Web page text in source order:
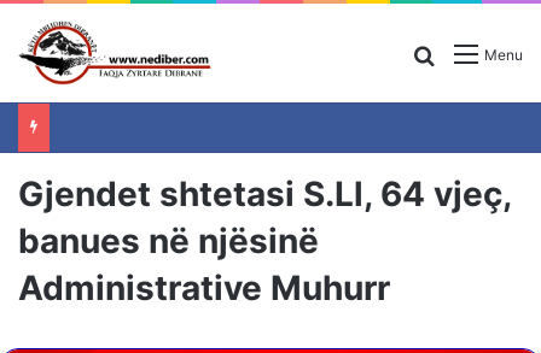
Menu
Search for
Gjendet shtetasi S.Ll, 64 vjeç,
banues në njësinë
Administrative Muhurr